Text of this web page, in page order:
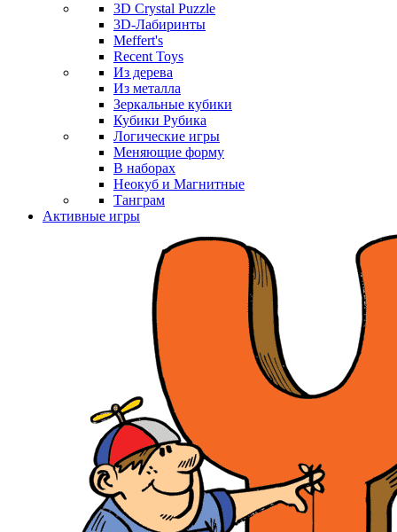
3D Crystal Puzzle
3D-Лабиринты
Meffert's
Recent Toys
Из дерева
Из металла
Зеркальные кубики
Кубики Рубика
Логические игры
Меняющие форму
В наборах
Неокуб и Магнитные
Танграм
Активные игры